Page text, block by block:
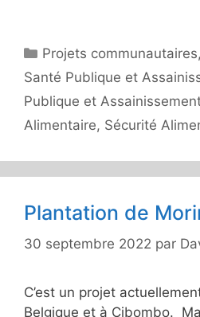
Catégories
Projets communautaires,
Santé Publique et
Publique et
Alimentaire, Sécurité
Plantation de
30 septembre 2022 par
C’est un projet
Belgique et à Cibombo.